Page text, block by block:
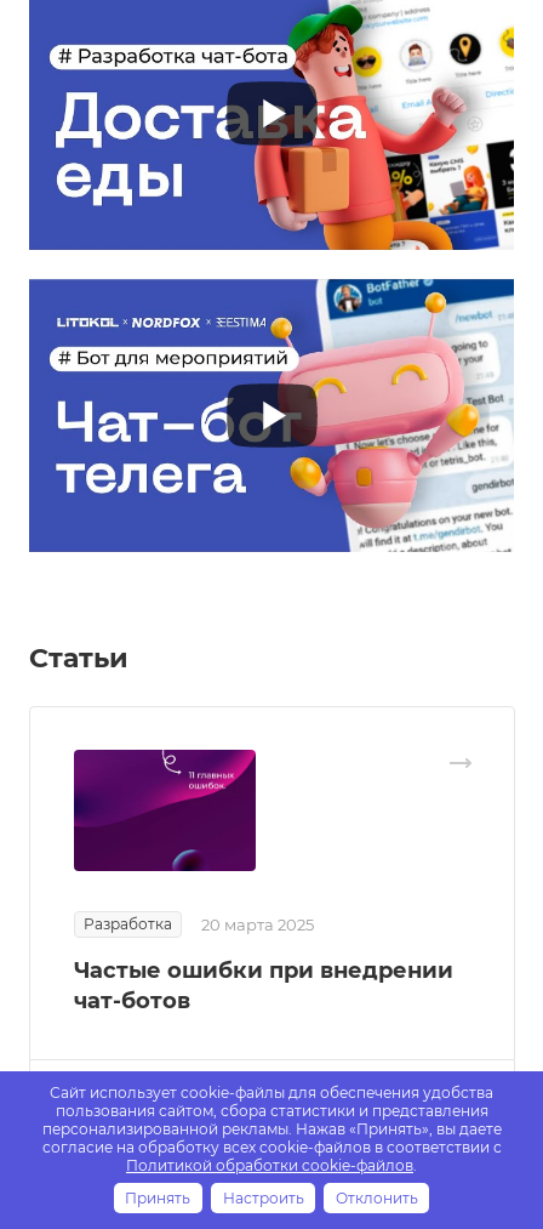
Статьи
Разработка 20 марта 2025
Частые ошибки при внедрении
чат-ботов
Услуги Калькулятор Каталог Акции
Сайт использует cookie-файлы для обеспечения удобства
пользования сайтом, сбора статистики и представления
персонализированной рекламы. Нажав «Принять», вы даете
согласие на обработку всех cookie-файлов в соответствии с
Политикой обработки cookie-файлов.
Принять
Настроить Отклонить